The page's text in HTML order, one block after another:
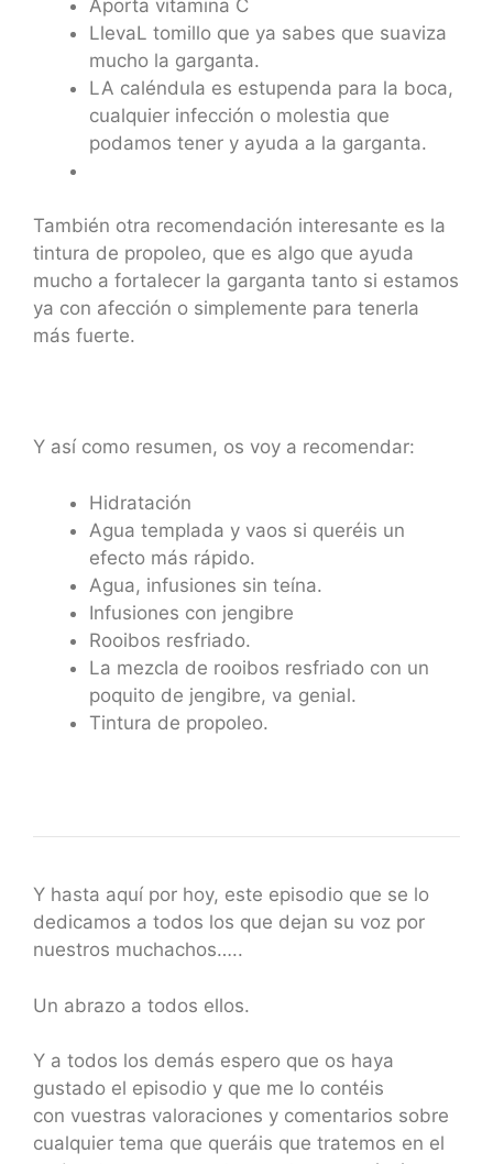
Aporta vitamina C
LlevaL tomillo que ya sabes que suaviza
mucho la garganta.
LA caléndula es estupenda para la boca,
cualquier infección o molestia que
podamos tener y ayuda a la garganta.
También otra recomendación interesante es la
tintura de propoleo, que es algo que ayuda
mucho a fortalecer la garganta tanto si estamos
ya con afección o simplemente para tenerla
más fuerte.
Y así como resumen, os voy a recomendar:
Hidratación
Agua templada y vaos si queréis un
efecto más rápido.
Agua, infusiones sin teína.
Infusiones con jengibre
Rooibos resfriado.
La mezcla de rooibos resfriado con un
poquito de jengibre, va genial.
Tintura de propoleo.
Y hasta aquí por hoy, este episodio que se lo
dedicamos a todos los que dejan su voz por
nuestros muchachos…..
Un abrazo a todos ellos.
Y a todos los demás espero que os haya
gustado el episodio y que me lo contéis
con vuestras valoraciones y comentarios sobre
cualquier tema que queráis que tratemos en el